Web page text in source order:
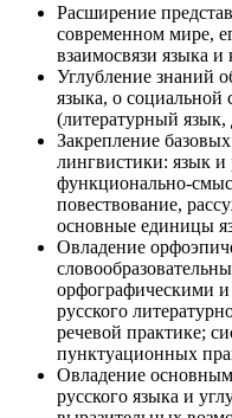
Расширение
современном мире,
взаимосвязи языка и
Углубление знаний
языка, о социальной
(литературный
Закрепление
лингвистики: язык
функционально-
повествование,
основные единицы
Овладение
орфографическими
русского
речевой практике;
пунктуационных
Овладение
русского языка и